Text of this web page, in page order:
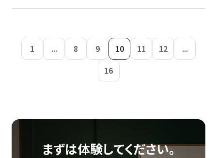
1 ... 8 9 10 11 12
...
16
まずは体験してください。